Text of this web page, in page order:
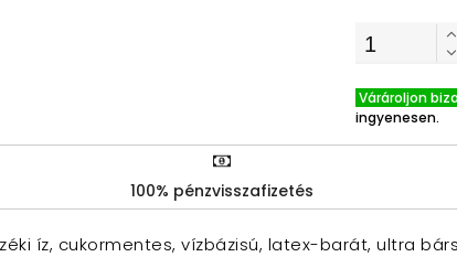
Várároljon
ingyenesen.
100% pénzvisszafizetés
íz, cukormentes, vízbázisú, latex-barát, ultra